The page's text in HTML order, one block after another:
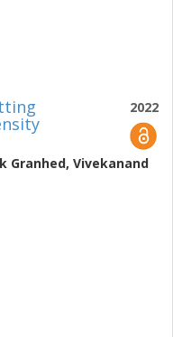
2022
Granhed, Vivekanand